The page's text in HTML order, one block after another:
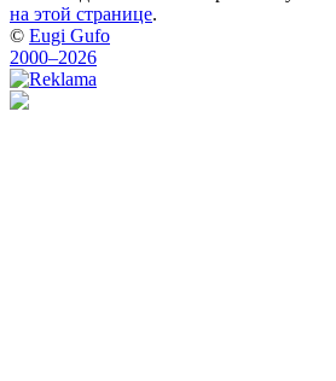
на этой странице.
© Eugi Gufo
2000–2026